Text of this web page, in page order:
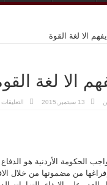
الا لغة القوة
الا لغة
13 سبتمبر,2015 التعليقات
الحكومة الأردنية هو الدفاع
من مضمونها من خلال